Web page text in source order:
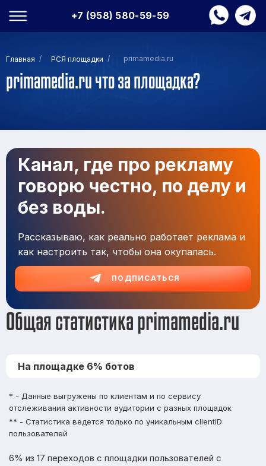
+7 (958) 580-59-59
Главная / РСЯ площадки / primamedia.ru
primamedia.ru что за площадка?
Канал, где про рекламу
говорю честно, по делу и
без воды.
Рассказываю, как реально работает реклама и
как настроить так, чтобы она окупалась.
ПОДПИСАТЬСЯ
Общая статистика primamedia.ru
На площадке 6% ботов
* - Данные выгружены по клиентам и по сервису
отслеживания активности аудитории с разных площадок
** - Статистика ведется только по уникальным clientID
пользователей
6% из 17 переходов с площадки пользователей с